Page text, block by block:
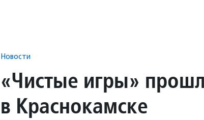
Новости
«Чистые игры»
в Краснокамске